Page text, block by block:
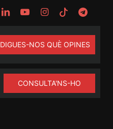
DIGUES-NOS QUÈ OPINES
CONSULTA'NS-HO